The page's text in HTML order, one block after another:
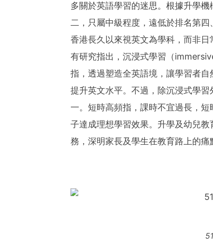
多關於英語學習的迷思。根據升學
二，只屬中級程度，遠低於排名第
香港長久以來視英文為學科，而非
有研究指出，沉浸式學習（
指，透過塑造全英語境，讓學習者
提升英文水平。不過，除沉浸式學
一。短時高頻指，課時不宜過長，
子達成理想學習效果。升學及幼兒
務，深明家長及學生在教育路上的痛